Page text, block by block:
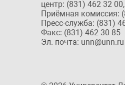
центр: (831) 462 32
Приёмная комиссия:
Пресс-служба: (831)
Факс: (831) 462 30 85
Эл. почта: unn@unn.ru